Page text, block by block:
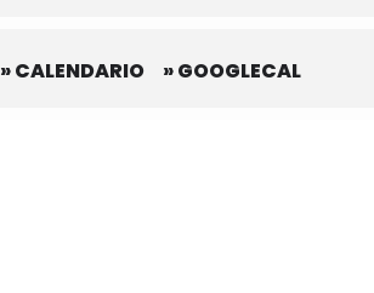
» CALENDARIO » GOOGLECAL